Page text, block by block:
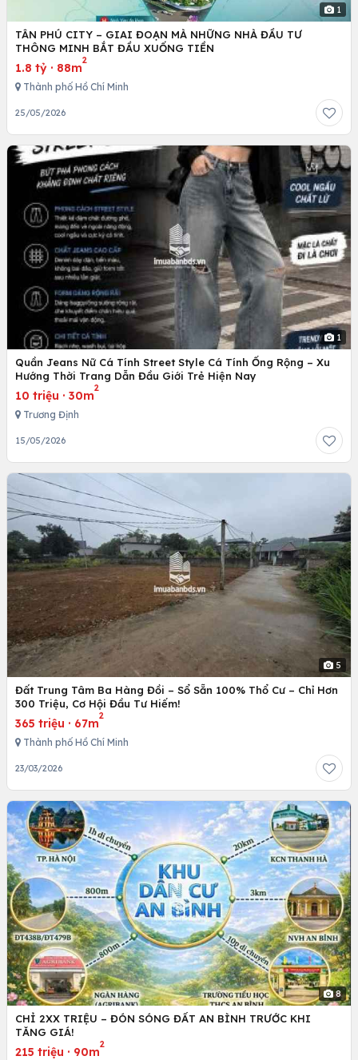
1
TÂN PHÚ CITY – GIAI ĐOẠN MÀ NHỮNG NHÀ ĐẦU TƯ
THÔNG MINH BẮT ĐẦU XUỐNG TIỀN
1.8 tỷ · 88m
2
Thành phố Hồ Chí Minh
25/05/2026
1
Quần Jeans Nữ Cá Tính Street Style Cá Tính Ống Rộng – Xu
Hướng Thời Trang Dẫn Đầu Giới Trẻ Hiện Nay
10 triệu · 30m
2
Trương Định
15/05/2026
5
Đất Trung Tâm Ba Hàng Đồi – Sổ Sẵn 100% Thổ Cư – Chỉ Hơn
300 Triệu, Cơ Hội Đầu Tư Hiếm!
365 triệu · 67m
2
Thành phố Hồ Chí Minh
23/03/2026
8
CHỈ 2XX TRIỆU – ĐÓN SÓNG ĐẤT AN BÌNH TRƯỚC KHI
TĂNG GIÁ!
215 triệu · 90m
2